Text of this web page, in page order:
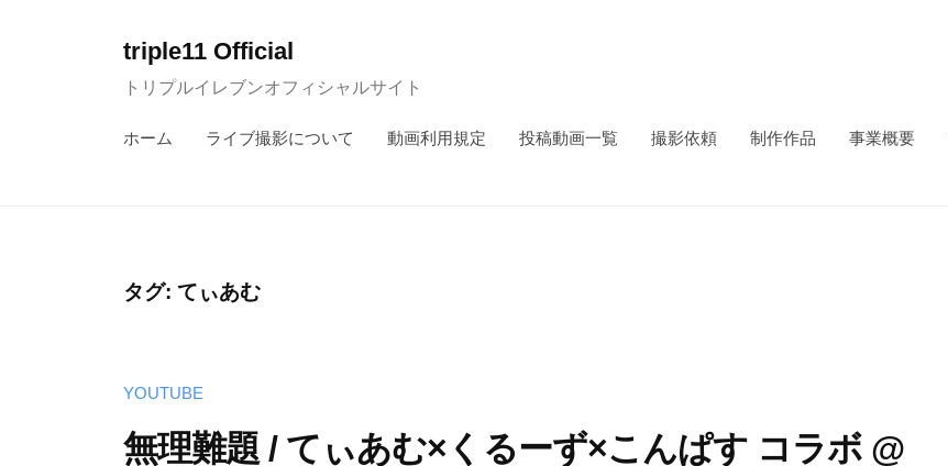
triple11 Official
トリプルイレブンオフィシャルサイト
ホーム ライブ撮影について 動画利用規定 投稿動画一覧 撮影依頼 制作作品 事業概要
タグ: てぃあむ
YOUTUBE
無理難題 / てぃあむ×くるーず×こんぱす コラボ @